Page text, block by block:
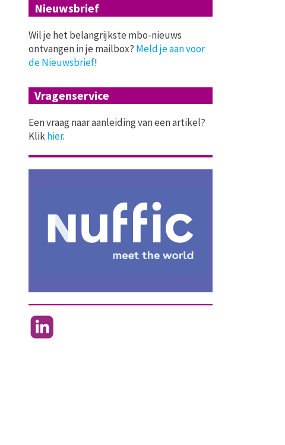
Nieuwsbrief
Wil je het belangrijkste mbo-nieuws
ontvangen in je mailbox? Meld je aan voor
de Nieuwsbrief!
Vragenservice
Een vraag naar aanleiding van een artikel?
Klikhier.